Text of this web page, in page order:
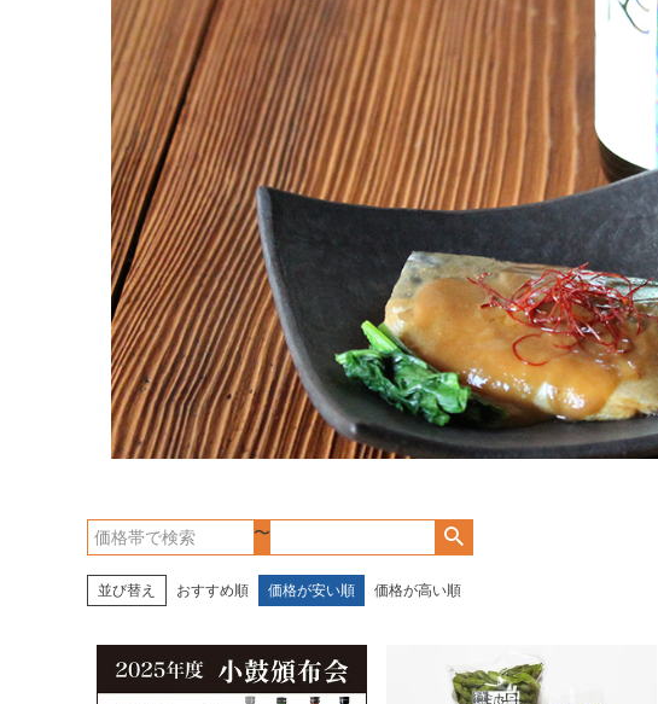
〜
並び替え おすすめ順 価格が安い順 価格が高い順